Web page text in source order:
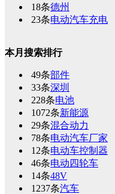
18条德州
23条电动汽车充电
本月搜索排行
49条部件
33条深圳
228条电池
1072条新能源
29条混合动力
78条电动汽车厂家
12条电动车控制器
46条电动四轮车
14条48V
1237条汽车